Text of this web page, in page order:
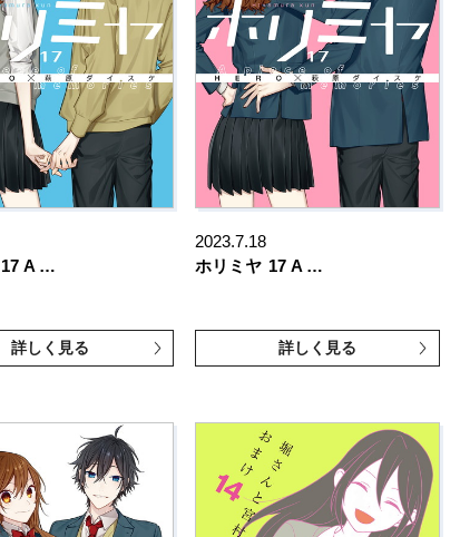
17 A …
詳しく見る
2023.7.18
ホリミヤ 17 A …
詳しく見る